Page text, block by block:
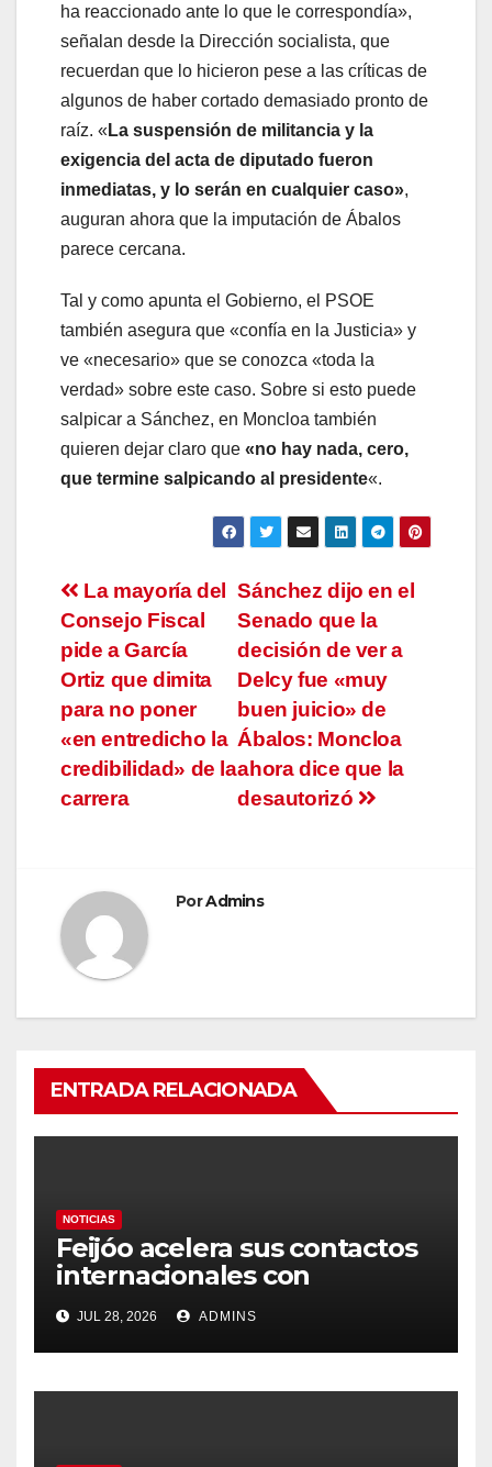
ha reaccionado ante lo que le correspondía»,
señalan desde la Dirección socialista, que
recuerdan que lo hicieron pese a las críticas de
algunos de haber cortado demasiado pronto de
raíz. « La suspensión de militancia y la
exigencia del acta de diputado fueron
inmediatas, y lo serán en cualquier caso»,
auguran ahora que la imputación de Ábalos
parece cercana.
Tal y como apunta el Gobierno, el PSOE
también asegura que «confía en la Justicia» y
ve «necesario» que se conozca «toda la
verdad» sobre este caso. Sobre si esto puede
salpicar a Sánchez, en Moncloa también
quieren dejar claro que «no hay nada, cero,
que termine salpicando al presidente«.
Navegación
de
entradas
Sánchez dijo en el
Senado que la
decisión de ver a
Delcy fue «muy
buen juicio» de
Ábalos: Moncloa
ahora dice que la
desautorizó
La mayoría del
Consejo Fiscal
pide a García
Ortiz que dimita
para no poner
«en entredicho la
credibilidad» de la
carrera
PorAdmins
ENTRADA RELACIONADA
NOTICIAS
Feijóo acelera sus contactos
internacionales con
Latinoamérica como socio
prioritario en su agenda de
gobierno
JUL 28, 2026 ADMINS